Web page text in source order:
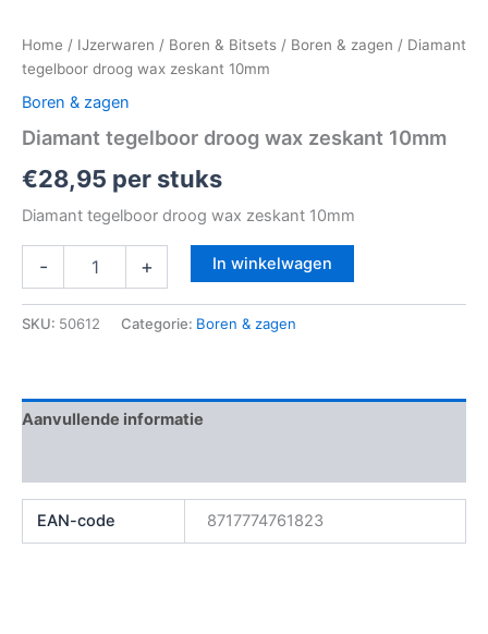
Home / IJzerwaren / Boren & Bitsets / Boren & zagen / Diamant
tegelboor droog wax zeskant 10mm
Boren & zagen
Diamant tegelboor droog wax zeskant 10mm
€28,95 per stuks
Diamant tegelboor droog wax zeskant 10mm
- + In winkelwagen
SKU: 50612 Categorie: Boren & zagen
Aanvullende informatie
EAN-code 8717774761823